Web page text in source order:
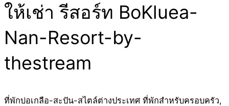
ให้เช่า รีสอร์ท BoKluea-
Nan-Resort-by-
thestream
ที่พักบ่อเกลือ-สะปัน-สไตล์ต่างประเทศ ที่พักสำหรับครอบครัว,